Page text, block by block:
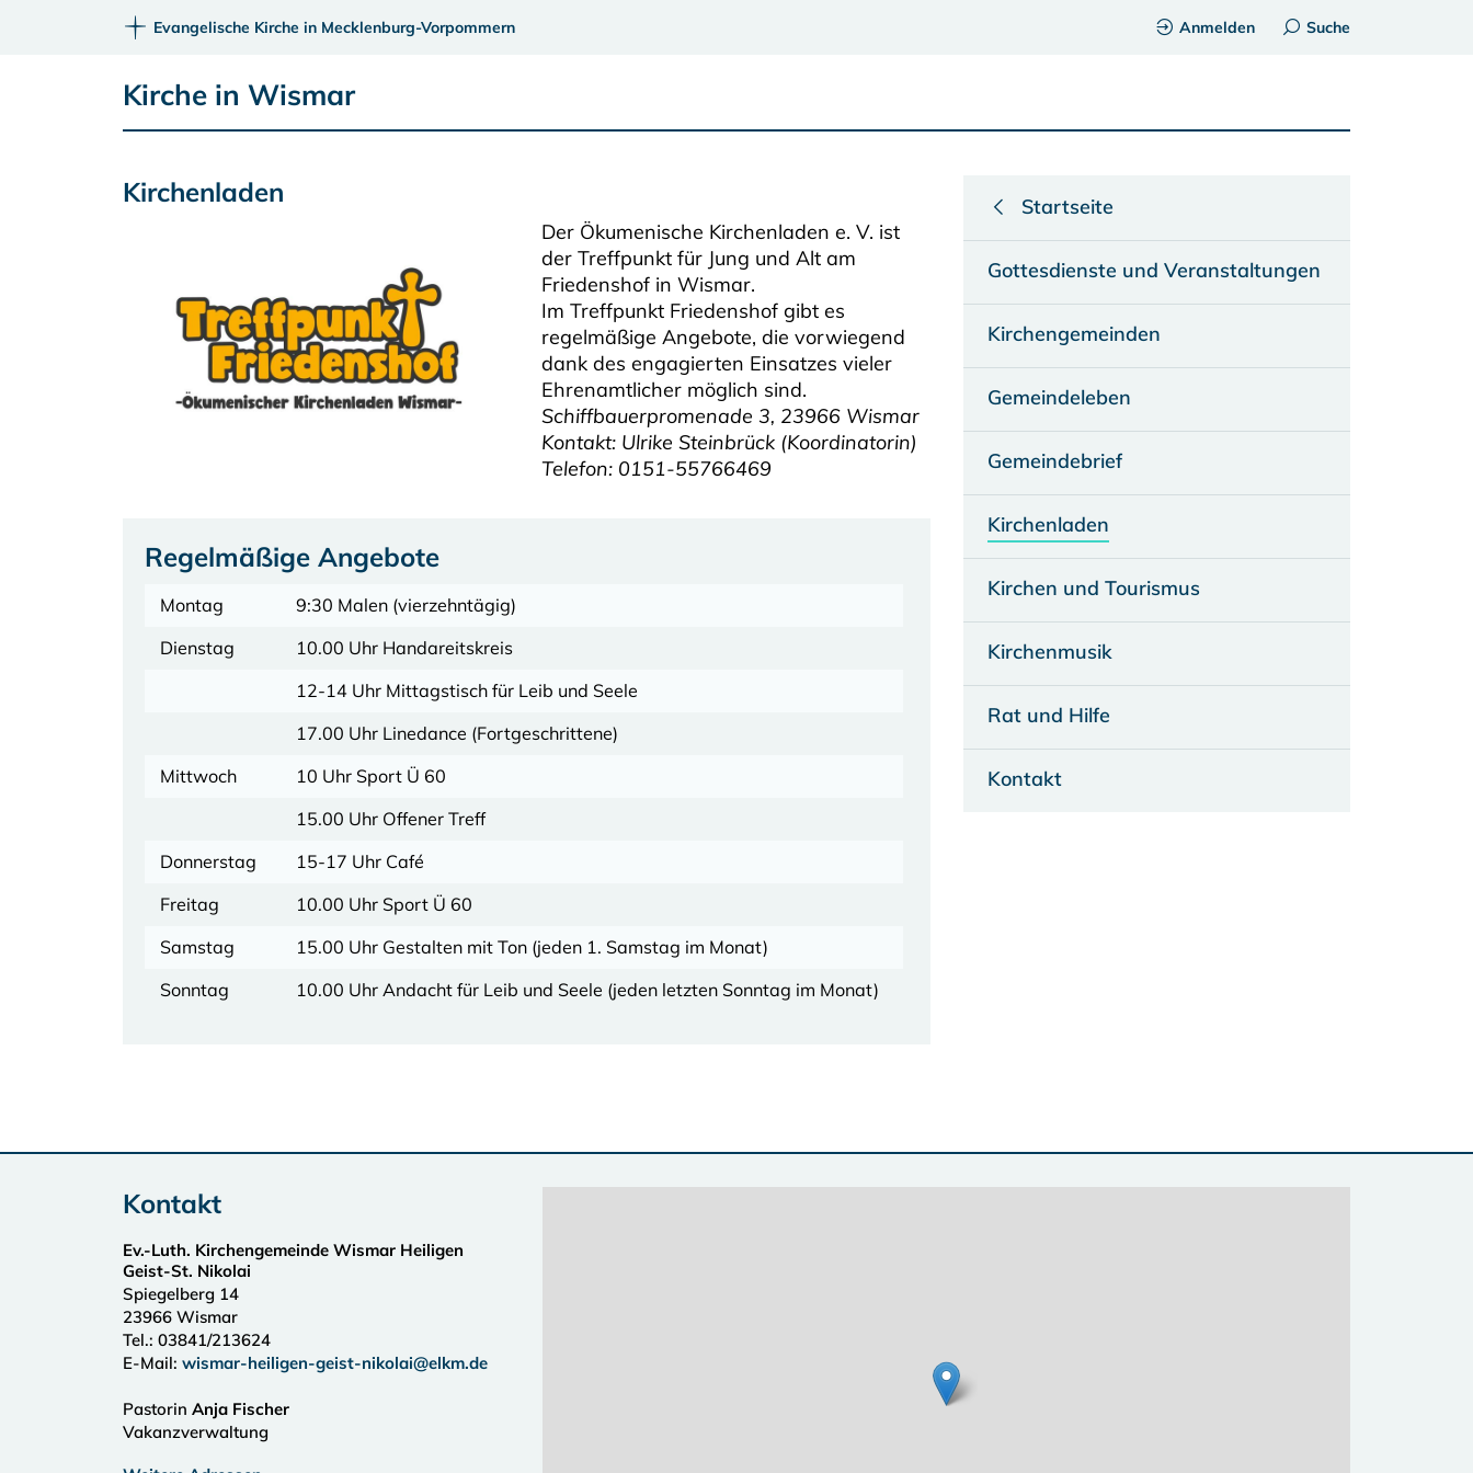
Evangelische Kirche in Mecklenburg-Vorpommern Anmelden Suche
Kirche in Wismar
Kirchenladen
Der Ökumenische Kirchenladen e. V. ist
der Treffpunkt für Jung und Alt am
Friedenshof in Wismar.
Im Treffpunkt Friedenshof gibt es
regelmäßige Angebote, die vorwiegend
dank des engagierten Einsatzes vieler
Ehrenamtlicher möglich sind.
Schiffbauerpromenade 3, 23966 Wismar
Kontakt: Ulrike Steinbrück (Koordinatorin)
Telefon: 0151-55766469
Regelmäßige Angebote
Montag
9:30 Malen (vierzehntägig)
Dienstag
10.00 Uhr Handareitskreis
12-14 Uhr Mittagstisch für Leib und Seele
17.00 Uhr Linedance (Fortgeschrittene)
Mittwoch
10 Uhr Sport Ü 60
15.00 Uhr Offener Treff
Donnerstag
15-17 Uhr Café
Freitag
10.00 Uhr Sport Ü 60
Samstag
15.00 Uhr Gestalten mit Ton (jeden 1. Samstag im Monat)
Sonntag
10.00 Uhr Andacht für Leib und Seele (jeden letzten Sonntag im Monat)
Startseite
Gottesdienste und Veranstaltungen
Kirchengemeinden
Gemeindeleben
Gemeindebrief
Kirchenladen
Kirchen und Tourismus
Kirchenmusik
Rat und Hilfe
Kontakt
Kontakt
Ev.-Luth. Kirchengemeinde Wismar Heiligen
Geist-St. Nikolai
Spiegelberg 14
23966 Wismar
Tel.: 03841/213624
E-Mail: wismar-heiligen-geist-nikolai@elkm.de
Pastorin Anja Fischer
Vakanzverwaltung